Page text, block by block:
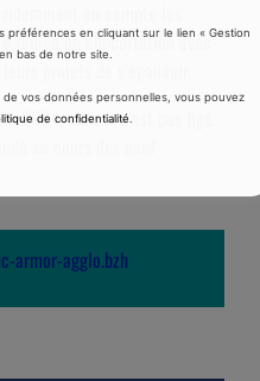
rédigé en concertation avec
2034, mais il n’est pas figé.
armor-agglo.bzh
préférences en cliquant sur le lien « Gestion
bas de notre site.
de vos données personnelles, vous pouvez
de confidentialité.